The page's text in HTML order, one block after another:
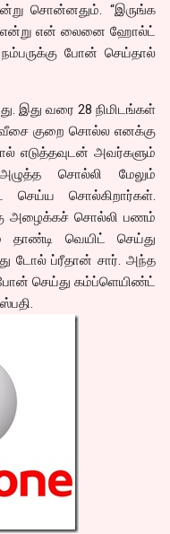
சொன்னதும். “இருங்க
என்று என் லைனை ஹோல்ட்
நம்பருக்கு போன் செய்தால்
இது வரை 28 நிமிடங்கள்
குறை சொல்ல எனக்கு
எடுத்தவுடன் அவர்களும்
சொல்லி மேலும்
செய்ய சொல்கிறார்கள்.
அழைக்கச் சொல்லி பணம்
தாண்டி வெயிட் செய்து
டோல் ப்ரீதான் சார். அந்த
போன் செய்து கம்ப்ளெயிண்ட்